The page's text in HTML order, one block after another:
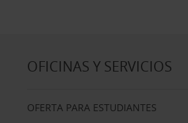
OFICINAS Y SERVICIOS
OFERTA PARA ESTUDIANTES